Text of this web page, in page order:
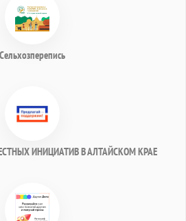
Сельхозперепись
ИНИЦИАТИВ В АЛТАЙСКОМ КРАЕ